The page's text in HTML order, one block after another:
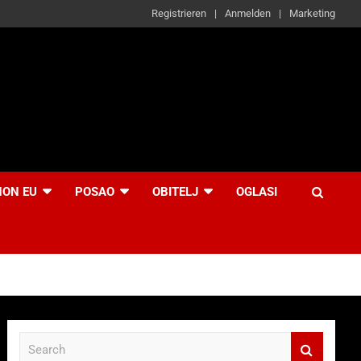
Registrieren Anmelden Marketing
EU POSAO OBITELJ OGLASI